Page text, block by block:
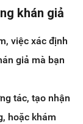
khán giả
việc xác định
giả mà bạn
tác, tạo nhận
hoặc khám